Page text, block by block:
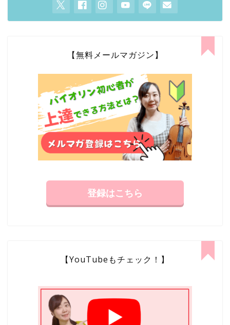
【無料メールマガジン】
登録はこちら
【YouTubeもチェック！】